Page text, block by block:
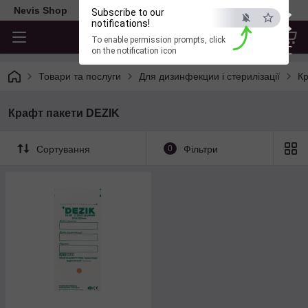
×
ESC
Subscribe to our
notifications!
To enable permission prompts, click
on the notification icon
Nevis Shop
Товари та послуги Для дизинфекции і стерилізації
Крафт пакети DEZIK
Сортування 0 Фільтри